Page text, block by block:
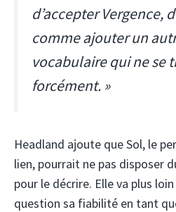
d’accepter Vergence,
comme ajouter un
vocabulaire qui ne se
forcément. »
Headland ajoute que Sol, le
lien, pourrait ne pas disposer
pour le décrire. Elle va plus
question sa fiabilité en tant